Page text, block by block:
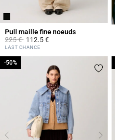
Pull maille fine noeuds
Prix réduit à partir de
225 €à112.5 €
3,3 out of 5 Customer Rating
LAST CHANCE
-50%
-50%